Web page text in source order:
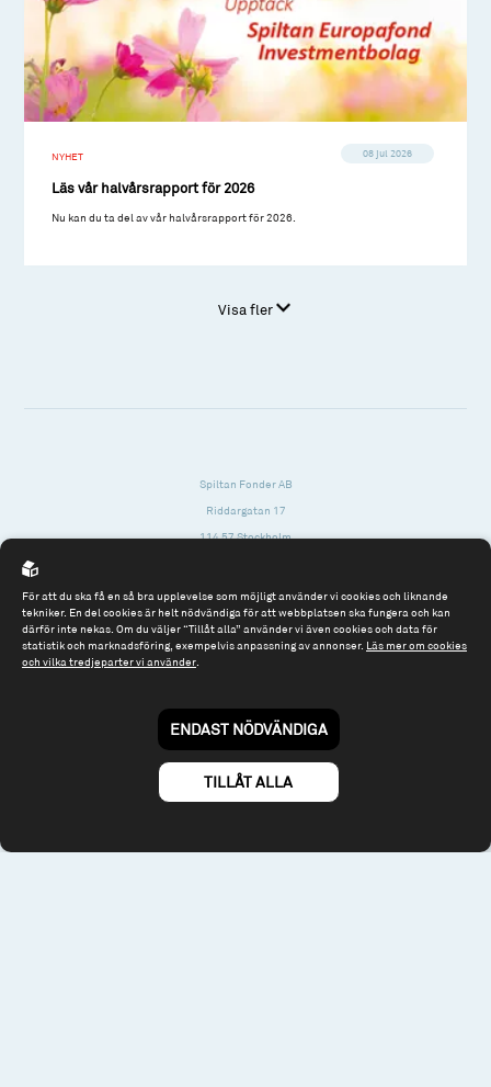
NYHET 08 jul 2026
Läs vår halvårsrapport för 2026
Nu kan du ta del av vår halvårsrapport för 2026.
Visa fler
Spiltan Fonder AB
Riddargatan 17
114 57 Stockholm
Tel: 08 - 545 813 40
fonder@spiltanfonder.se
Till spiltan.se
© 2026 - Spiltan Fonder AB
By Sphinxly
För att du ska få en så bra upplevelse som möjligt använder vi cookies och liknande
tekniker. En del cookies är helt nödvändiga för att webbplatsen ska fungera och kan
därför inte nekas. Om du väljer “Tillåt alla” använder vi även cookies och data för
statistik och marknadsföring, exempelvis anpassning av annonser. Läs mer om cookies
och vilka tredjeparter vi använder
ENDAST NÖDVÄNDIGA
TILLÅT ALLA